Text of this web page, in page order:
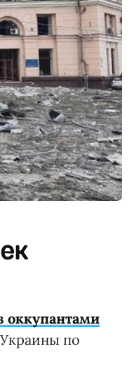
оккупантами
по